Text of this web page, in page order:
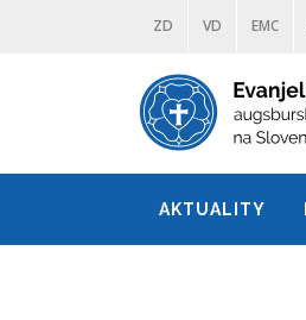
ZD VD EMC
AKTUALITY